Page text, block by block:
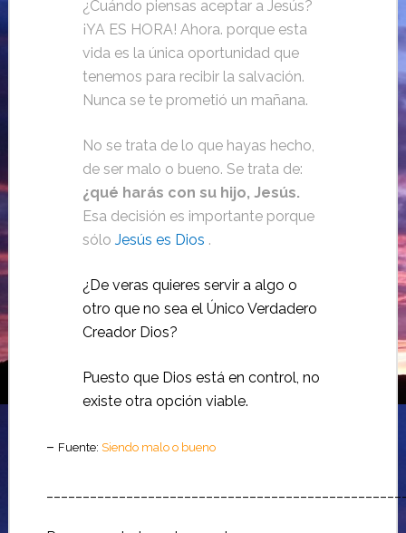
¿Cuándo piensas aceptar a Jesús?
¡YA ES HORA! Ahora. porque esta
vida es la única oportunidad que
tenemos para recibir la salvación.
Nunca se te prometió un mañana.
No se trata de lo que hayas hecho,
de ser malo o bueno. Se trata de:
¿qué harás con su hijo, Jesús.
Esa decisión es importante porque
sólo Jesús es Dios .
¿De veras quieres servir a algo o
otro que no sea el Único Verdadero
Creador Dios?
Puesto que Dios está en control, no
existe otra opción viable.
– Fuente: Siendo malo o bueno